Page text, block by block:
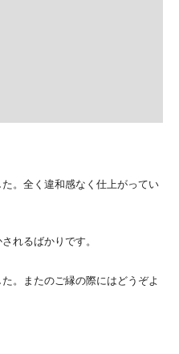
。全く違和感なく仕上がってい
れるばかりです。
。またのご縁の際にはどうぞよ